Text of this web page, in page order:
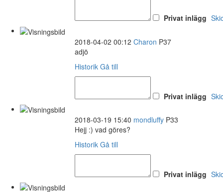
Privat inlägg
2018-04-02 00:12 Charon P37
adjö
Historik Gå till
Privat inlägg
2018-03-19 15:40 mondluffy P33
Hejj :) vad göres?
Historik Gå till
Privat inlägg